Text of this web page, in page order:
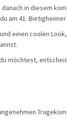
in diesem
am 41.
einen coolen
möchtest,